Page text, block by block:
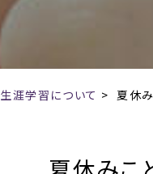
生涯学習について > 夏休